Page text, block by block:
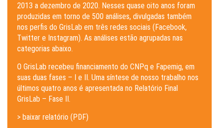
2013 a dezembro de 2020. Nesses quase oito anos foram
produzidas em torno de 500 análises, divulgadas também
nos perfis do GrisLab em três redes sociais (Facebook,
Twitter e Instagram). As análises estão agrupadas nas
categorias abaixo.
O GrisLab recebeu financiamento do CNPq e Fapemig, em
suas duas fases – I e II. Uma síntese de nosso trabalho nos
últimos quatro anos é apresentada no Relatório Final
GrisLab – Fase II.
> baixar relatório (PDF)